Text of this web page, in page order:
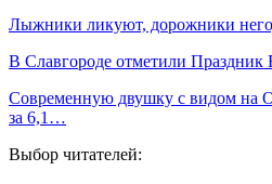
Лыжники ликуют, дорожники
В Славгороде отметили Праздник
Современную двушку с видом на
за 6,1…
Выбор читателей: